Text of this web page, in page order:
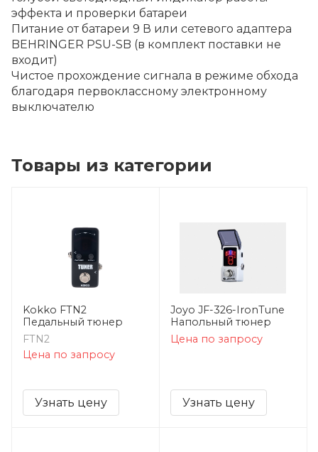
эффекта и проверки батареи
Питание от батареи 9 В или сетевого адаптера
BEHRINGER PSU-SB (в комплект поставки не
входит)
Чистое прохождение сигнала в режиме обхода
благодаря первоклассному электронному
выключателю
Товары из категории
Kokko FTN2
Педальный тюнер
FTN2
Цена по запросу
Узнать цену
Joyo JF-326-IronTune
Напольный тюнер
Цена по запросу
Узнать цену